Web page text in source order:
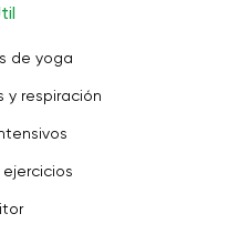
de yoga
y respiración